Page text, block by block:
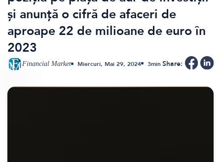
Bursa
Acțiunea Zilei
Brokeri
Asigurari
Start-Up
Artificial Intelligence
și anunță o cifră de afaceri de
aproape 22 de milioane de euro în
2023
Financial Market Miercuri, Mai 29, 2024 3min Share: